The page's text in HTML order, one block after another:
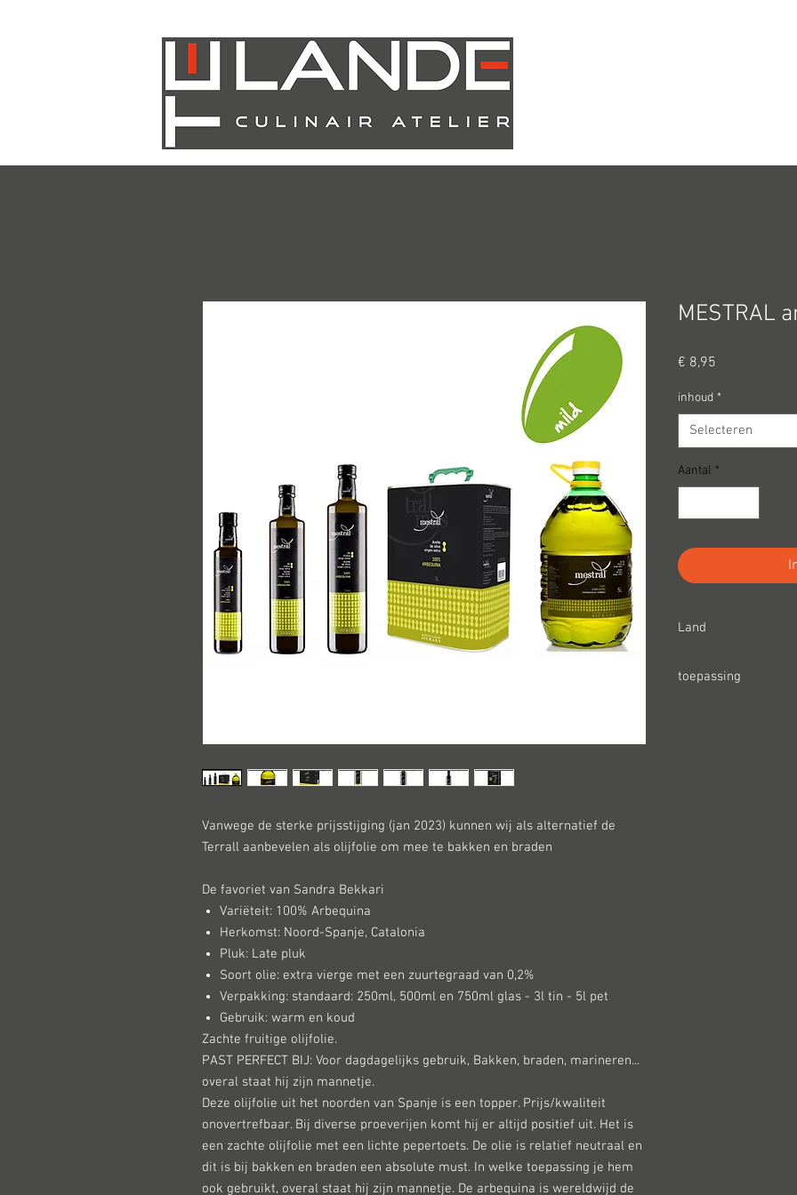
Vanwege de sterke prijsstijging (jan 2023) kunnen wij als alternatief de
Terrall aanbevelen als olijfolie om mee te bakken en braden
De favoriet van Sandra Bekkari
Variëteit: 100% Arbequina
Herkomst: Noord-Spanje, Catalonia
Pluk: Late pluk
Soort olie: extra vierge met een zuurtegraad van 0,2%
Verpakking: standaard: 250ml, 500ml en 750ml glas - 3l tin - 5l pet
Gebruik: warm en koud
Zachte fruitige olijfolie.
PAST PERFECT BIJ: Voor dagdagelijks gebruik, Bakken, braden, marineren...
overal staat hij zijn mannetje.
Deze olijfolie uit het noorden van Spanje is een topper. Prijs/kwaliteit
onovertrefbaar. Bij diverse proeverijen komt hij er altijd positief uit. Het is
een zachte olijfolie met een lichte pepertoets. De olie is relatief neutraal en
dit is bij bakken en braden een absolute must. In welke toepassing je hem
ook gebruikt, overal staat hij zijn mannetje. De arbequina is wereldwijd de
MESTRAL
€ 8,95
inhoud *
Selecteren
Aantal *
Land
toepassing